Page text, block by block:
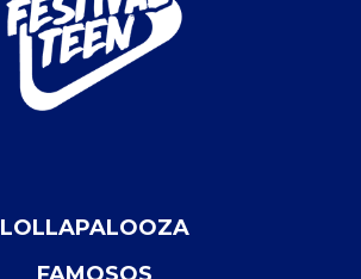
LOLLAPALOOZA